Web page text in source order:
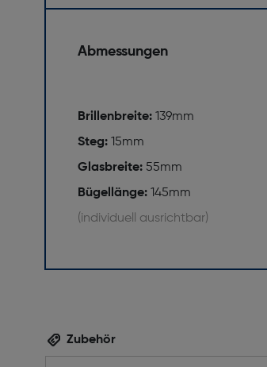
Abmessungen
Brillenbreite: 139mm
Steg: 15mm
Glasbreite: 55mm
Bügellänge: 145mm
(individuell ausrichtbar)
Zubehör